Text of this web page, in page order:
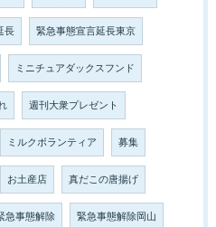
長 緊急事態宣言延長東京
ミニチュアダックスフンド
週刊大衆プレゼント
ミルクボランティア 募集
お土産店 真だこの唐揚げ
急事態解除 緊急事態解除岡山